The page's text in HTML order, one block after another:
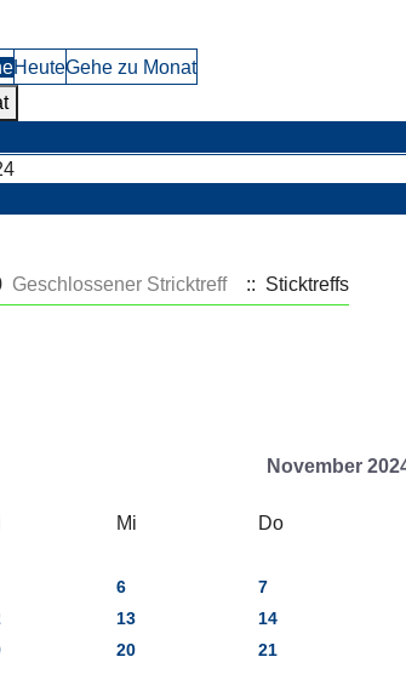
HeuteGehe zu Monat
Geschlossener Stricktreff :: Sticktreffs
November
Mi Do
6 7
13 14
20 21